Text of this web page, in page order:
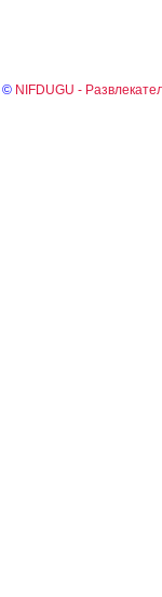
© NIFDUGU -